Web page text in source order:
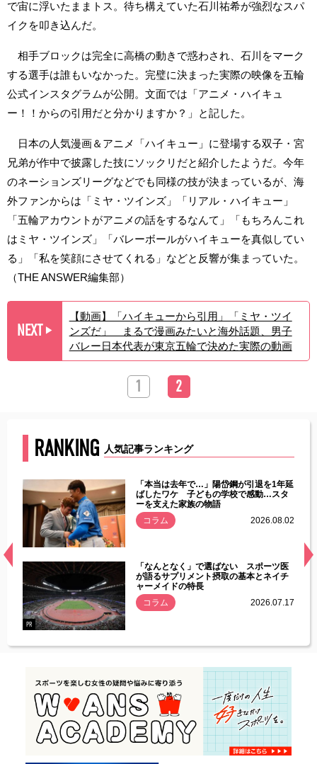
で宙に浮いたままトス。待ち構えていた石川祐希が強烈なスパ
イクを叩き込んだ。
相手ブロックは完全に高橋の動きで惑わされ、石川をマーク
する選手は誰もいなかった。完璧に決まった実際の映像を五輪
公式インスタグラムが公開。文面では「アニメ・ハイキュ
ー！！からの引用だと分かりますか？」と記した。
日本の人気漫画＆アニメ「ハイキュー」に登場する双子・宮
兄弟が作中で披露した技にソックリだと紹介したようだ。今年
のネーションズリーグなどでも同様の技が決まっているが、海
外ファンからは「ミヤ・ツインズ」「リアル・ハイキュー」
「五輪アカウントがアニメの話をするなんて」「もちろんこれ
はミヤ・ツインズ」「バレーボールがハイキューを真似してい
る」「私を笑顔にさせてくれる」などと反響が集まっていた。
（THE ANSWER編集部）
NEXT ▶︎
【動画】「ハイキューから引用」「ミヤ・ツイ
ンズだ」 まるで漫画みたいと海外話題、男子
バレー日本代表が東京五輪で決めた実際の動画
1 2
RANKING 人気記事ランキング
常
「本当は去年で…」陽岱鋼が引退を1年延
ばしたワケ 子どもの学校で感動…スタ
ーを支えた家族の物語
コラム
2026.08.02
PR
「なんとなく」で選ばない スポーツ医
が語るサプリメント摂取の基本とネイチ
ャーメイドの特長
コラム
2026.07.17